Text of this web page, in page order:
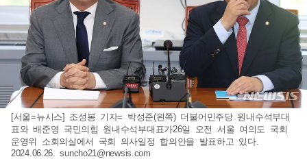
[서울=뉴시스] 조성봉 기자= 박성준(왼쪽) 더불어민주당 원내수석부대
표와 배준영 국민의힘 원내수석부대표가26일 오전 서울 여의도 국회
운영위 소회의실에서 국회 의사일정 합의안을 발표하고 있다.
2024.06.26.suncho21@newsis.com